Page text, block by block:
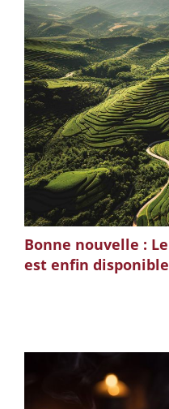
Bonne nouvelle :
est enfin